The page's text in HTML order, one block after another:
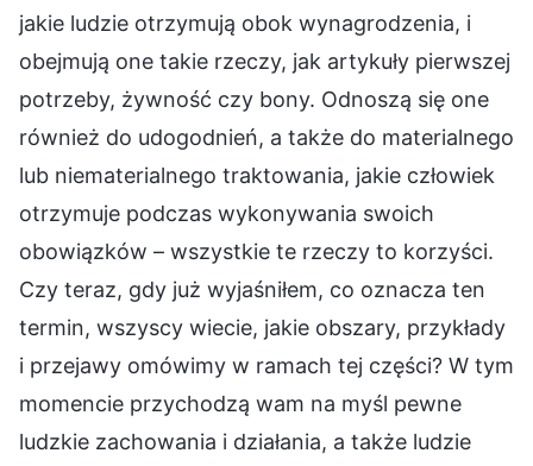
jakie ludzie otrzymują obok wynagrodzenia, i
obejmują one takie rzeczy, jak artykuły pierwszej
potrzeby, żywność czy bony. Odnoszą się one
również do udogodnień, a także do materialnego
lub niematerialnego traktowania, jakie człowiek
otrzymuje podczas wykonywania swoich
obowiązków – wszystkie te rzeczy to korzyści.
Czy teraz, gdy już wyjaśniłem, co oznacza ten
termin, wszyscy wiecie, jakie obszary, przykłady
i przejawy omówimy w ramach tej części? W tym
momencie przychodzą wam na myśl pewne
ludzkie zachowania i działania, a także ludzie